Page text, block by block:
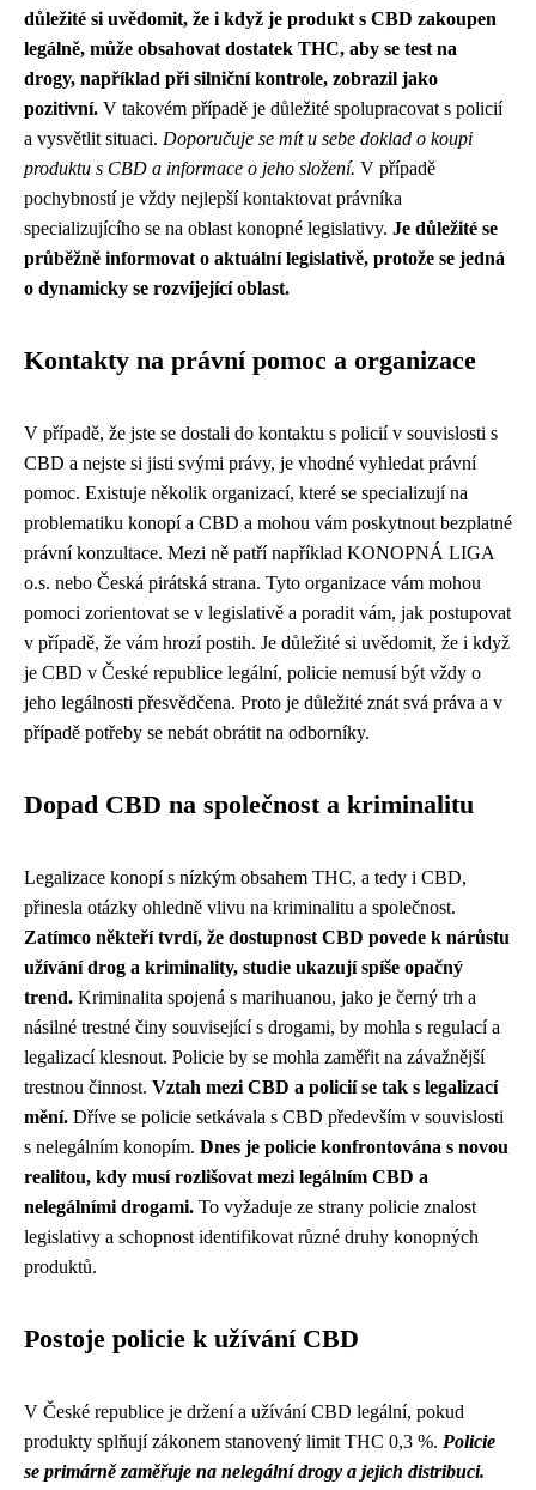
důležité si uvědomit, že i když je produkt s CBD zakoupen
legálně, může obsahovat dostatek THC, aby se test na
drogy, například při silniční kontrole, zobrazil jako
pozitivní. V takovém případě je důležité spolupracovat s policií
a vysvětlit situaci. Doporučuje se mít u sebe doklad o koupi
produktu s CBD a informace o jeho složení. V případě
pochybností je vždy nejlepší kontaktovat právníka
specializujícího se na oblast konopné legislativy. Je důležité se
průběžně informovat o aktuální legislativě, protože se jedná
o dynamicky se rozvíjející oblast.
Kontakty na právní pomoc a organizace
V případě, že jste se dostali do kontaktu s policií v souvislosti s
CBD a nejste si jisti svými právy, je vhodné vyhledat právní
pomoc. Existuje několik organizací, které se specializují na
problematiku konopí a CBD a mohou vám poskytnout bezplatné
právní konzultace. Mezi ně patří například KONOPNÁ LIGA
o.s. nebo Česká pirátská strana. Tyto organizace vám mohou
pomoci zorientovat se v legislativě a poradit vám, jak postupovat
v případě, že vám hrozí postih. Je důležité si uvědomit, že i když
je CBD v České republice legální, policie nemusí být vždy o
jeho legálnosti přesvědčena. Proto je důležité znát svá práva a v
případě potřeby se nebát obrátit na odborníky.
Dopad CBD na společnost a kriminalitu
Legalizace konopí s nízkým obsahem THC, a tedy i CBD,
přinesla otázky ohledně vlivu na kriminalitu a společnost.
Zatímco někteří tvrdí, že dostupnost CBD povede k nárůstu
užívání drog a kriminality, studie ukazují spíše opačný
trend. Kriminalita spojená s marihuanou, jako je černý trh a
násilné trestné činy související s drogami, by mohla s regulací a
legalizací klesnout. Policie by se mohla zaměřit na závažnější
trestnou činnost. Vztah mezi CBD a policií se tak s legalizací
mění. Dříve se policie setkávala s CBD především v souvislosti
s nelegálním konopím. Dnes je policie konfrontována s novou
realitou, kdy musí rozlišovat mezi legálním CBD a
nelegálními drogami. To vyžaduje ze strany policie znalost
legislativy a schopnost identifikovat různé druhy konopných
produktů.
Postoje policie k užívání CBD
V České republice je držení a užívání CBD legální, pokud
produkty splňují zákonem stanovený limit THC 0,3 %. Policie
se primárně zaměřuje na nelegální drogy a jejich distribuci.